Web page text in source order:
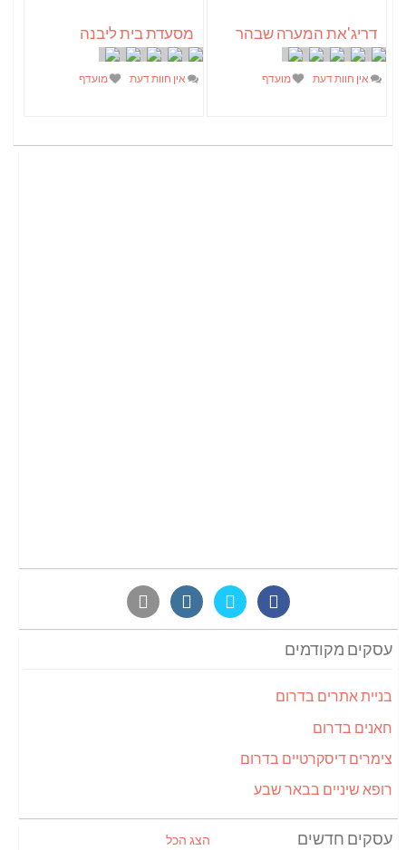
דריג'את המערה שבהר
אין חוות דעת מועדף
מסעדת בית ליבנה
אין חוות דעת מועדף
עסקים מקודמים
בניית אתרים בדרום
חאנים בדרום
צימרים דיסקרטיים בדרום
רופא שיניים בבאר שבע
עסקים חדשים הצג הכל